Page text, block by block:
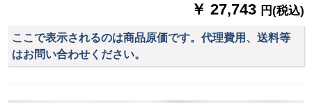
￥ 27,743 円(税込)
ここで表示されるのは商品原価です。代理費用、送料等
はお問い合わせください。